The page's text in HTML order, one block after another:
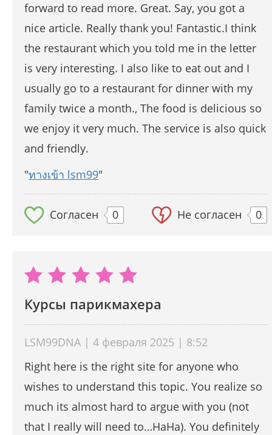
forward to read more. Great. Say, you got a
nice article. Really thank you! Fantastic.I think
the restaurant which you told me in the letter
is very interesting. I also like to eat out and I
usually go to a restaurant for dinner with my
family twice a month., The food is delicious so
we enjoy it very much. The service is also quick
and friendly.
"ทางเข้า lsm99"
Согласен 0 Не согласен 0
Курсы парикмахера
LSM99DNA | 4 февраля 2025 | 8:52
Right here is the right site for anyone who
wishes to understand this topic. You realize so
much its almost hard to argue with you (not
that I really will need to…HaHa). You definitely